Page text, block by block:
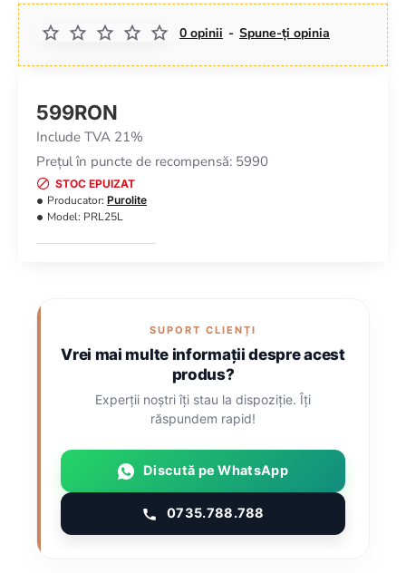
STOC EPUIZAT 0 opinii - Spune-ţi opinia
599RON
Include TVA 21%
Preţul în puncte de recompensă: 5990
STOC EPUIZAT
Producator: Purolite
Model: PRL25L
SUPORT CLIENȚI
Vrei mai multe informații despre acest
produs?
Experții noștri îți stau la dispoziție. Îți
răspundem rapid!
Discută pe WhatsApp
0735.788.788